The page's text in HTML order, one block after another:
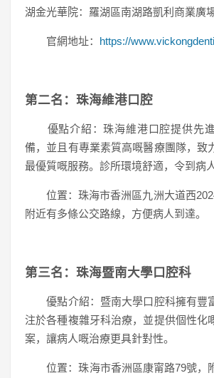
湖金光華院：羅湖區南湖路凱利商業廣
官網地址： https://
第二名：珠海維港口腔
優點介紹：珠海維港口腔提供先進
備，並且有專業素質高嘅醫療團隊，致
最優質嘅服務。診所環境舒適，令到病
位置：珠海市香洲區九洲大道西2024
附近有多條公交路線，方便病人到達。
第三名：珠海暨南大學口腔科
優點介紹：暨南大學口腔科擁有豐
注於各種複雜牙科治療，並提供個性化
案，讓病人嘅治療更具針對性。
位置：珠海市香洲區康甯路79號，附